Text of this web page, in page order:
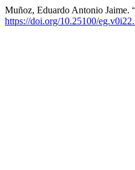
Muñoz, Eduardo Antonio
https://doi.org/10.25100/